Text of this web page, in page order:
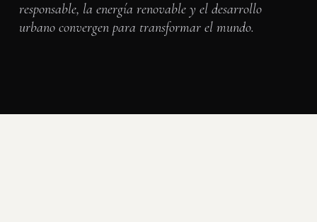
responsable, la energía renovable y el desarrollo
urbano convergen para transformar el mundo.